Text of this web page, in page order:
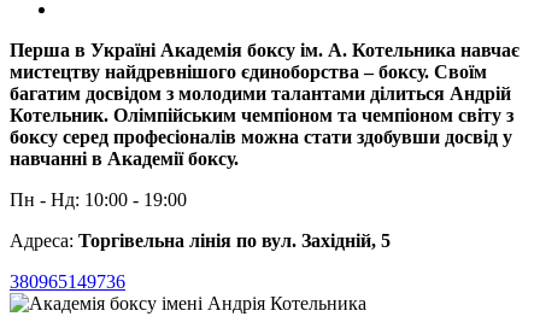
Перша в Україні Академія боксу ім. А. Котельника навчає
мистецтву найдревнішого єдиноборства – боксу. Своїм
багатим досвідом з молодими талантами ділиться Андрій
Котельник. Олімпійським чемпіоном та чемпіоном світу з
боксу серед професіоналів можна стати здобувши досвід у
навчанні в Академії боксу.
Пн - Нд: 10:00 - 19:00
Адреса: Торгівельна лінія по вул. Західній, 5
380965149736